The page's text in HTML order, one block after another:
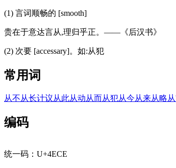
(1) 言词顺畅的 [smooth]
贵在于意达言从,理归乎正。——《后汉书》
(2) 次要 [accessary]。如:从犯
常用词
从不从长计议从此从动从而从犯从今从来从略
编码
统一码：U+4ECE